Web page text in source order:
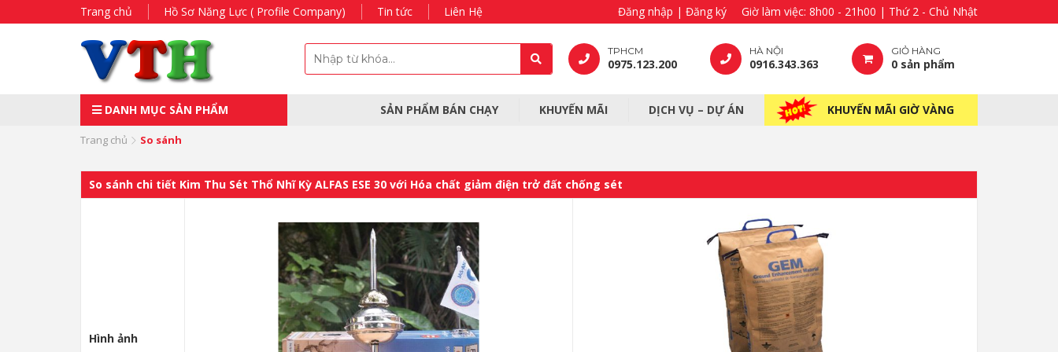
Trang chủ Hồ Sơ Năng Lực ( Profile Company) Tin tức Liên Hệ Đăng nhập | Đăng ký Giờ làm việc: 8h00 - 21h00 | Thứ 2 - Chủ Nhật
TPHCM
0975.123.200
HÀ NỘI
0916.343.363
GIỎ HÀNG
0 sản phẩm
DANH MỤC SẢN PHẨM SẢN PHẨM BÁN CHẠY KHUYẾN MÃI DỊCH VỤ – DỰ ÁN KHUYẾN MÃI GIỜ VÀNG
Trang chủ So sánh
So sánh chi tiết Kim Thu Sét Thổ Nhĩ Kỳ ALFAS ESE 30 với Hóa chất giảm điện trở đất chống sét
Hình ảnh